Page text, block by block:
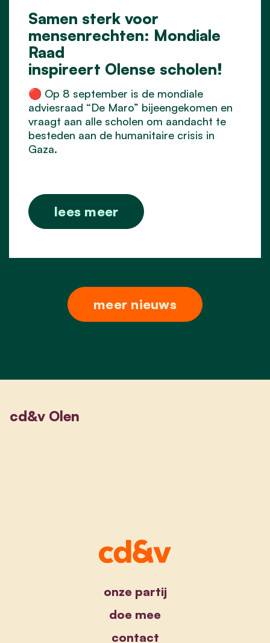
Samen sterk voor
mensenrechten: Mondiale
Raad
inspireert Olense scholen!
🔴 Op 8 september is de mondiale
adviesraad “De Maro” bijeengekomen en
vraagt aan alle scholen om aandacht te
besteden aan de humanitaire crisis in
Gaza.
lees meer
meer nieuws
cd&v Olen
onze partij
doe mee
contact